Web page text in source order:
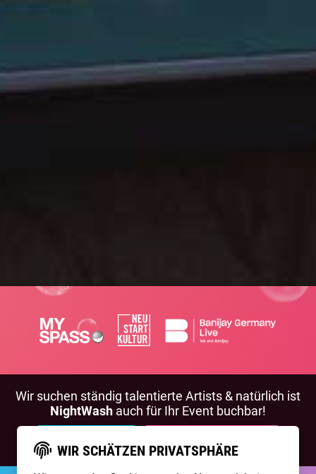
Wir suchen ständig talentierte Artists & natürlich ist
NightWash auch für Ihr Event buchbar!
WIR SCHÄTZEN PRIVATSPHÄRE